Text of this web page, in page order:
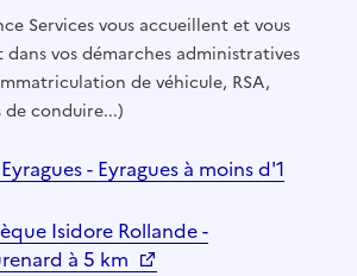
Services vous accueillent et vous
vos démarches administratives
de véhicule, RSA,
conduire...)
- Eyragues à moins d'1
Isidore Rollande -
à 5 km